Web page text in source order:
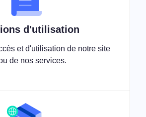
d'utilisation
et d'utilisation de notre site
de nos services.